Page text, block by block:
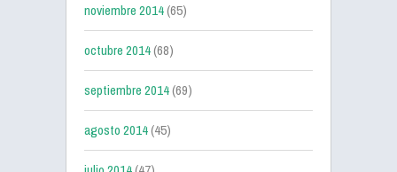
noviembre 2014(65)
octubre 2014(68)
septiembre 2014(69)
agosto 2014(45)